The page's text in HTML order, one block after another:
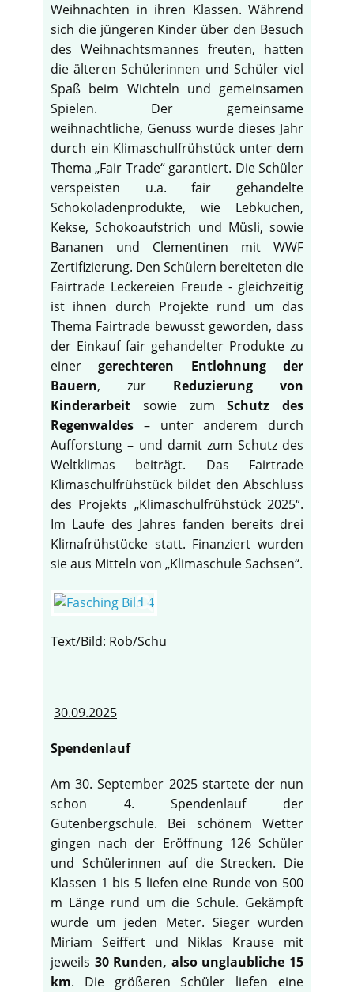
Weihnachten in ihren Klassen. Während
sich die jüngeren Kinder über den Besuch
des Weihnachtsmannes freuten, hatten
die älteren Schülerinnen und Schüler viel
Spaß beim Wichteln und gemeinsamen
Spielen. Der gemeinsame
weihnachtliche, Genuss wurde dieses Jahr
durch ein Klimaschulfrühstück unter dem
Thema „Fair Trade“ garantiert. Die Schüler
verspeisten u.a. fair gehandelte
Schokoladenprodukte, wie Lebkuchen,
Kekse, Schokoaufstrich und Müsli, sowie
Bananen und Clementinen mit WWF
Zertifizierung. Den Schülern bereiteten die
Fairtrade Leckereien Freude - gleichzeitig
ist ihnen durch Projekte rund um das
Thema Fairtrade bewusst geworden, dass
der Einkauf fair gehandelter Produkte zu
einergerechteren Entlohnung der
Bauern, zur Reduzierung von
Kinderarbeit sowie zumSchutz des
Regenwaldes – unter anderem durch
Aufforstung – und damit zum Schutz des
Weltklimas beiträgt. Das Fairtrade
Klimaschulfrühstück bildet den Abschluss
des Projekts „Klimaschulfrühstück 2025“.
Im Laufe des Jahres fanden bereits drei
Klimafrühstücke statt. Finanziert wurden
sie aus Mitteln von „Klimaschule Sachsen“.
Text/Bild: Rob/Schu
30.09.2025
Spendenlauf
Am 30. September 2025 startete der nun
schon 4. Spendenlauf der
Gutenbergschule. Bei schönem Wetter
gingen nach der Eröffnung 126 Schüler
und Schülerinnen auf die Strecken. Die
Klassen 1 bis 5 liefen eine Runde von 500
m Länge rund um die Schule. Gekämpft
wurde um jeden Meter. Sieger wurden
Miriam Seiffert und Niklas Krause mit
jeweils 30 Runden, also unglaubliche 15
km. Die größeren Schüler liefen eine